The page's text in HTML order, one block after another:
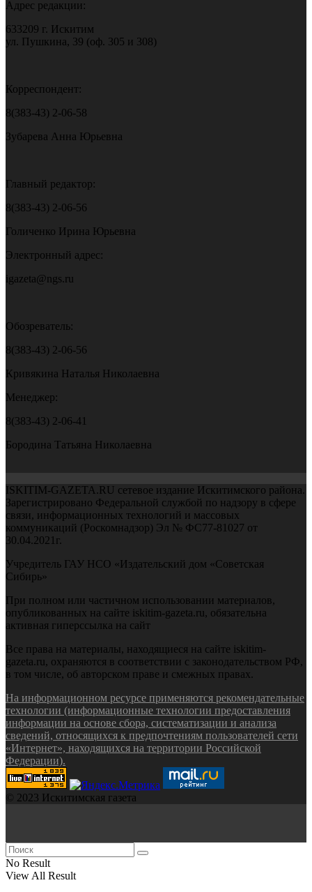
Адрес редакции:
633209 г. Искитим
ул. Пушкина, 39 (оф. 305 и 308)
Корреспондент:
8(383-43) 2-06-58
Зубарева Анна Юрьевна
Главный редактор:
8(383-43) 2-06-56
Голиченко Ирина Юрьевна
Электронный адрес:
igazeta@ngs.ru
Обозреватель:
8(383-43) 2-06-56
Кривякина Наталья Николаевна
Менеджер:
8(383-43) 2-06-41
Бородина Татьяна Николаевна
ISKITIM-GAZETA.RU сетевое издание Искитимского района.
Зарегистрировано Федеральной службой по надзору в сфере
связи, информационных технологий и массовых
коммуникаций (Роскомнадзор) Эл № ФС77-81027 от
30.04.2021г.
Учредитель ГАУ НСО «Издательский дом «Советская
Сибирь»
При полном или частичном использовании материалов,
опубликованных на сайте iskitim-gazeta.ru, обязательна
активная гиперссылка на сайт
Все права на материалы, находящиеся на сайте iskitim-
gazeta.ru, охраняются в соответствии с законодательством РФ,
в том числе, об авторском праве и смежных правах.
На информационном ресурсе применяются рекомендательные
технологии (информационные технологии предоставления
информации на основе сбора, систематизации и анализа
сведений, относящихся к предпочтениям пользователей сети
«Интернет», находящихся на территории Российской
Федерации).
© 2023 Искитимская газета
No Result
View All Result